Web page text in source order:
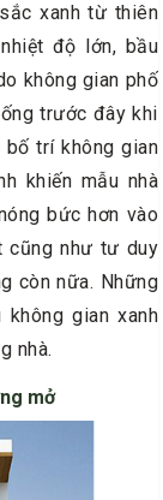
xanh từ thiên
độ lớn, bầu
không gian phố
trước đây khi
trí không gian
khiến mẫu nhà
bức hơn vào
cũng như tư duy
còn nữa. Những
gian xanh
nhà.
mở